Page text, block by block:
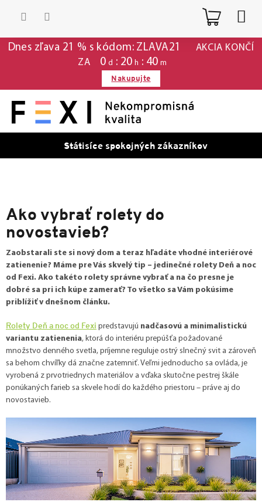
Dnes zľava 21 % s kódom: ZLAVA21
AKCIA KONČÍ
ZA
0 d : 20 h : 40 m
Nakupujte
Státisíce spokojných zákazníkov
Ako vybrať rolety do
novostavieb?
Zaobstarali ste si nový dom a teraz hľadáte vhodné interiérové
zatienenie? Máme pre Vás skvelý tip – jedinečné rolety Deň a noc
od Fexi. Ako takéto rolety správne vybrať a na čo presne je
dobré sa pri ich kúpe zamerať? To všetko sa Vám pokúsime
priblížiť v dnešnom článku.
Rolety Deň a noc od Fexi predstavujú nadčasovú a minimalistickú
variantu zatienenia, ktorá do interiéru prepúšťa požadované
množstvo denného svetla, príjemne reguluje ostrý slnečný svit a zároveň
sa behom chvíľky dá značne zatemniť. Veľmi jednoducho sa ovláda, je
vyrobená z prvotriednych materiálov a vďaka skutočne pestrej škále
ponúkaných farieb sa skvele hodí do každého priestoru – práve aj do
novostavieb.